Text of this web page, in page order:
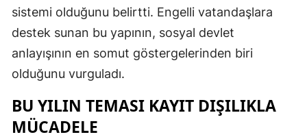
sistemi olduğunu belirtti. Engelli vatandaşlara
destek sunan bu yapının, sosyal devlet
anlayışının en somut göstergelerinden biri
olduğunu vurguladı.
BU YILIN TEMASI KAYIT DIŞILIKLA
MÜCADELE